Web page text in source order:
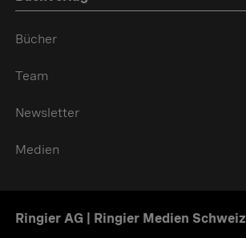
Bücher
Team
Newsletter
Medien
Ringier AG | Ringier Medien Schweiz